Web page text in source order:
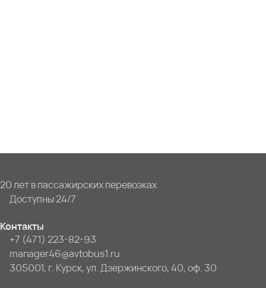
20 лет в пассажирских перевозках
Доступны 24/7
Контакты
+7 (471) 223-82-93
manager46@avtobus1.ru
305001, г. Курск, ул. Дзержинского, 40, оф. 30